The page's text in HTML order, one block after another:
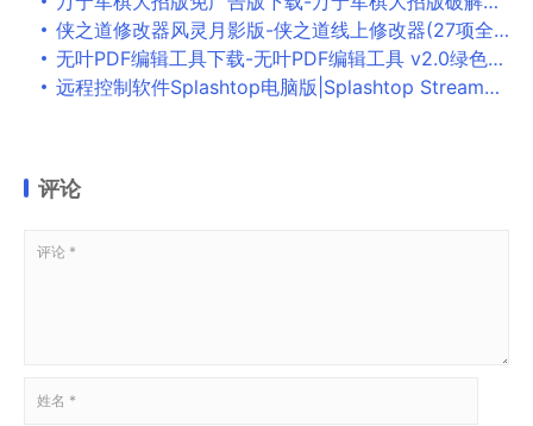
侠之道修改器风灵月影版-侠之道线上修改器(27项全功能) 最新免安装版下载
无叶PDF编辑工具下载-无叶PDF编辑工具 v2.0绿色版下载
远程控制软件Splashtop电脑版|Splashtop Streamer v3.1.4.1汉化版下载
评论